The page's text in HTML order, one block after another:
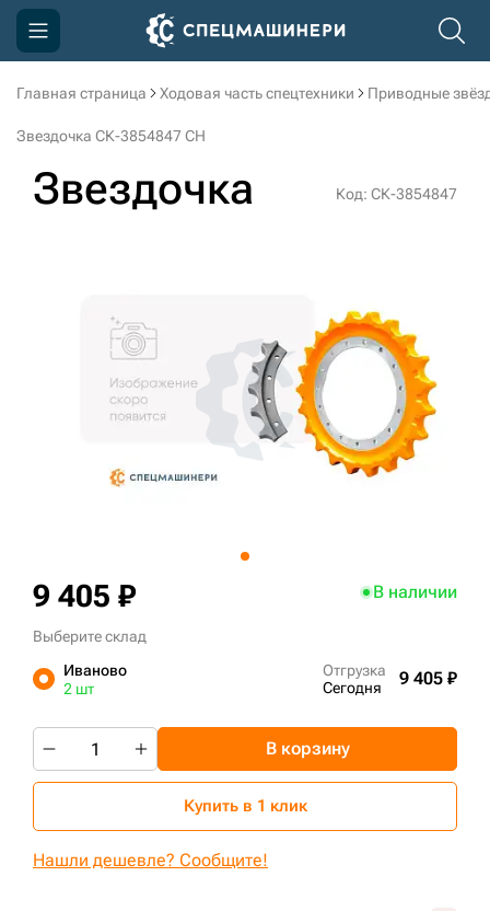
Главная страница Ходовая часть спецтехники Приводные
Звездочка СК-3854847 CH
Звездочка Код: СК-3854847
9 405 ₽ В наличии
Выберите склад
Иваново
2 шт
Отгрузка
Сегодня
9 405 ₽
В корзину
Купить в 1 клик
Нашли дешевле? Сообщите!
Компания
Доставка и оплата
3D тур по производству
3D тур по складам
sksale@skdst.ru